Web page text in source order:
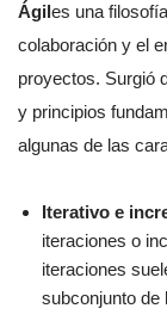
Ágiles una
colaboración y el
proyectos. Surgió
y principios
algunas de las
Iterativo e
iteraciones o
iteraciones
subconjunto de